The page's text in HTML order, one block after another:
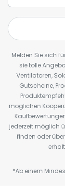
Melden Sie sich
sie tolle
Ventilatoren,
Gutscheine,
möglichen
jederzeit möglich
finden oder
*Ab einem